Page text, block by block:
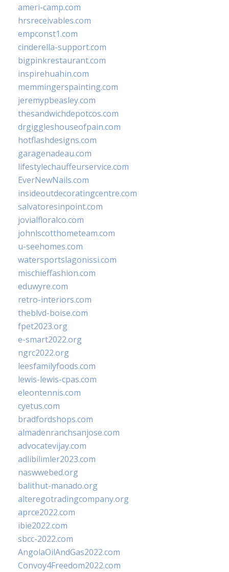
ameri-camp.com
hrsreceivables.com
empconst1.com
cinderella-support.com
bigpinkrestaurant.com
inspirehuahin.com
memmingerspainting.com
jeremypbeasley.com
thesandwichdepotcos.com
drgiggleshouseofpain.com
hotflashdesigns.com
garagenadeau.com
lifestylechauffeurservice.com
EverNewNails.com
insideoutdecoratingcentre.com
salvatoresinpoint.com
jovialfloralco.com
johnlscotthometeam.com
u-seehomes.com
watersportslagonissi.com
mischieffashion.com
eduwyre.com
retro-interiors.com
theblvd-boise.com
fpet2023.org
e-smart2022.org
ngrc2022.org
leesfamilyfoods.com
lewis-lewis-cpas.com
eleontennis.com
cyetus.com
bradfordshops.com
almadenranchsanjose.com
advocatevijay.com
adlibilimler2023.com
naswwebed.org
balithut-manado.org
alteregotradingcompany.org
aprce2022.com
ibie2022.com
sbcc-2022.com
AngolaOilAndGas2022.com
Convoy4Freedom2022.com